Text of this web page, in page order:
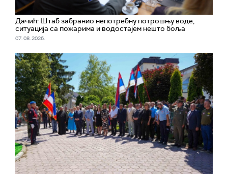
Дачић: Штаб забранио непотребну потрошњу воде,
ситуација са пожарима и водостајем нешто боља
07. 08. 2026.